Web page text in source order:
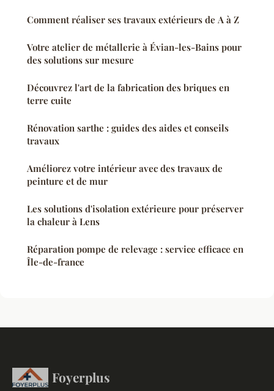
Comment réaliser ses travaux extérieurs de A à Z
Votre atelier de métallerie à Évian-les-Bains pour
des solutions sur mesure
Découvrez l'art de la fabrication des briques en
terre cuite
Rénovation sarthe : guides des aides et conseils
travaux
Améliorez votre intérieur avec des travaux de
peinture et de mur
Les solutions d'isolation extérieure pour préserver
la chaleur à Lens
Réparation pompe de relevage : service efficace en
Île-de-france
Foyerplus